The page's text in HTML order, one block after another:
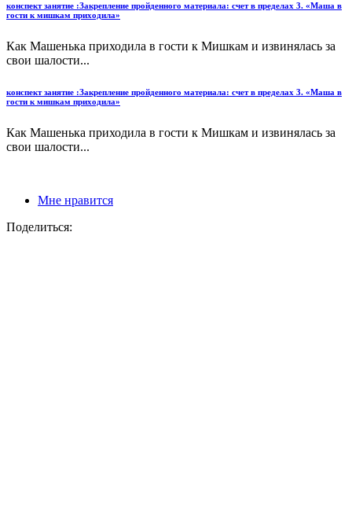
конспект занятие :Закрепление пройденного материала: счет в пределах 3. «Маша в
гости к мишкам приходила»
Как Машенька приходила в гости к Мишкам и извинялась за
свои шалости...
конспект занятие :Закрепление пройденного материала: счет в пределах 3. «Маша в
гости к мишкам приходила»
Как Машенька приходила в гости к Мишкам и извинялась за
свои шалости...
Мне нравится
Поделиться: